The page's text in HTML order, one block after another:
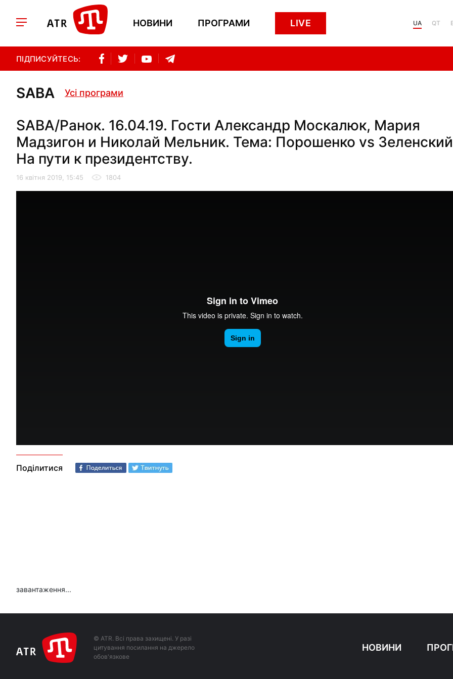
НОВИНИ ПРОГРАМИ LIVE UA QT
ПІДПИСУЙТЕСЬ:
SABA Усі програми
SABA/Ранок. 16.04.19. Гости Александр Москалюк, Мария
Мадзигон и Николай Мельник. Тема: Порошенко vs
На пути к президентству.
16 квітня 2019, 15:45 1804
Поділитися
завантаження...
© ATR. Всі права захищені. У разі
цитування посилання на джерело
обов'язкове
НОВИНИ